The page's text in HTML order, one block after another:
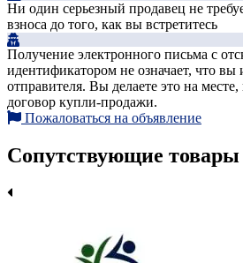
Ни один серьезный продавец не
взноса до того, как вы встретитесь
Получение электронного письма с
идентификатором не означает, что
отправителя. Вы делаете это на
договор купли-продажи.
Пожаловаться на объявление
Сопутствующие товары